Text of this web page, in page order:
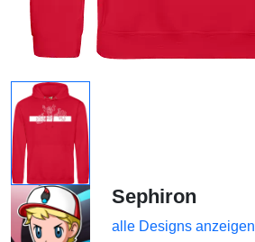
Sephiron
alle Designs anzeigen